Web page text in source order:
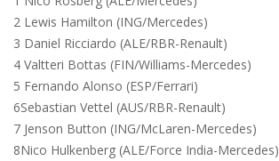
2 Lewis Hamilton (ING/Mercedes)
3 Daniel Ricciardo (ALE/RBR-Renault)
4 Valtteri Bottas (FIN/Williams-Mercedes)
5 Fernando Alonso (ESP/Ferrari)
6Sebastian Vettel (AUS/RBR-Renault)
7 Jenson Button (ING/McLaren-Mercedes)
8Nico Hulkenberg (ALE/Force India-Mercedes)